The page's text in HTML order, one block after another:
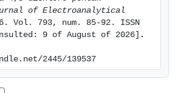
attributed to nucleation.
are confirmed by SEM
in which rounded or faceted
depending on the
of Electroanalytical
Vol. 793, num. 85-92. ISSN
9 of August of 2026].
2445/139537